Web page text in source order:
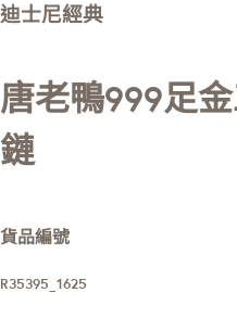
迪士尼經典
唐老鴨999足
鏈
貨品編號
R35395_1625